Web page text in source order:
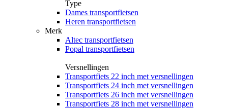
Type
Dames transportfietsen
Heren transportfietsen
Merk
Altec transportfietsen
Popal transportfietsen
Versnellingen
Transportfiets 22 inch met versnellingen
Transportfiets 24 inch met versnellingen
Transportfiets 26 inch met versnellingen
Transportfiets 28 inch met versnellingen